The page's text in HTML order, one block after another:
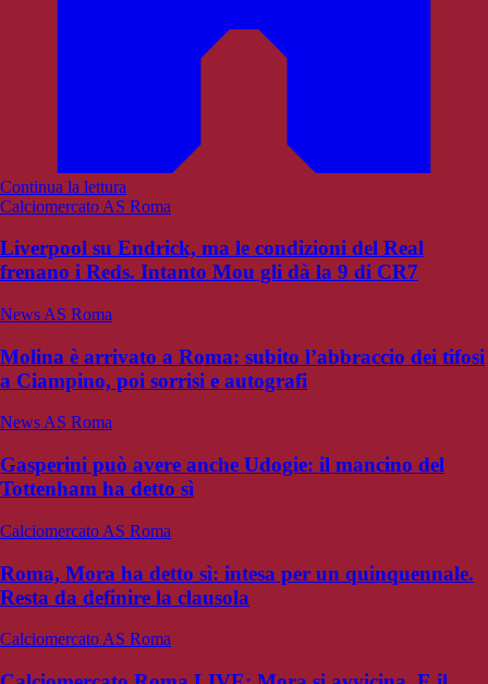
Continua la lettura
Calciomercato AS Roma
Liverpool su Endrick, ma le condizioni del Real
frenano i Reds. Intanto Mou gli dà la 9 di CR7
News AS Roma
Molina è arrivato a Roma: subito l’abbraccio dei tifosi
a Ciampino, poi sorrisi e autografi
News AS Roma
Gasperini può avere anche Udogie: il mancino del
Tottenham ha detto sì
Calciomercato AS Roma
Roma, Mora ha detto sì: intesa per un quinquennale.
Resta da definire la clausola
Calciomercato AS Roma